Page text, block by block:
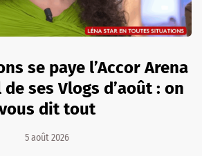
se paye l’Accor Arena
ses Vlogs d’août : on
dit tout
5 août 2026